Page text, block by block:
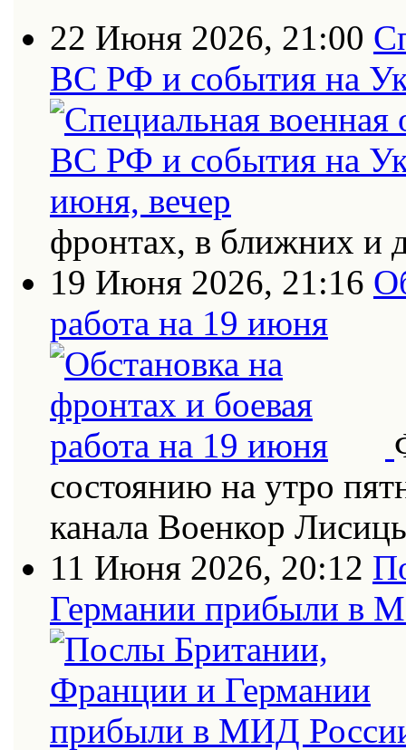
22 Июня 2026, 21:00
ВС РФ и события на
фронтах, в ближних и
19 Июня 2026, 21:16
работа на 19 июня
состоянию на утро
канала Военкор
11 Июня 2026, 20:12
Германии прибыли в